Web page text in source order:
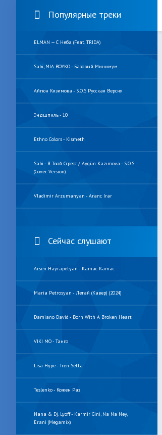
Популярные треки
ELMAN — С Неба (feat. TRIDA)
Sabi, MIA BOYKO - Базовый Минимум
Айгюн Кязимова - S.O.S Русская Версия
Эндшпиль - 10
Ethno Colors - Kismeth
Sabi - Я Твой Стресс / Aygün Kazımova - S.O.S
(Cover Version)
Vladimir Arzumanyan - Aranc Irar
Сейчас слушают
Arsen Hayrapetyan - Kamac Kamac
Maria Petrosyan - Летай (Кавер) (2024)
Damiano David - Born With A Broken Heart
VIKI MO - Танго
Lisa Hype - Tren Setta
Teslenko - Кожен Раз
Nana & Dj. Lyoff - Karmir Gini, Na Na Ney,
Erani (Megamix)